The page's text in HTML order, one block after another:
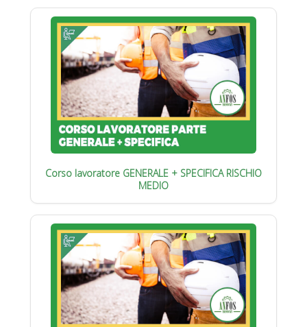
Corso lavoratore GENERALE + SPECIFICA RISCHIO
MEDIO